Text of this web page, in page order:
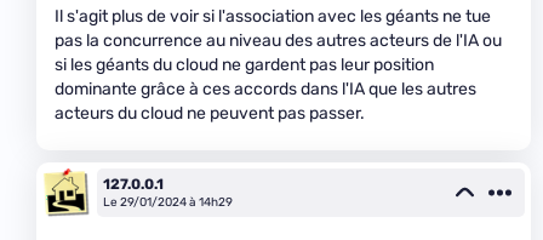
Il s'agit plus de voir si l'association avec les géants ne tue
pas la concurrence au niveau des autres acteurs de l'IA ou
si les géants du cloud ne gardent pas leur position
dominante grâce à ces accords dans l'IA que les autres
acteurs du cloud ne peuvent pas passer.
127.0.0.1
Le 29/01/2024 à 14h29